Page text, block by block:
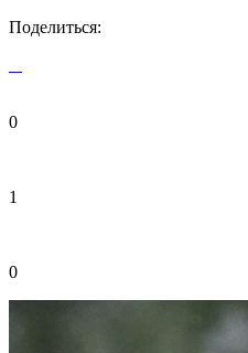
Поделиться:
0
1
0